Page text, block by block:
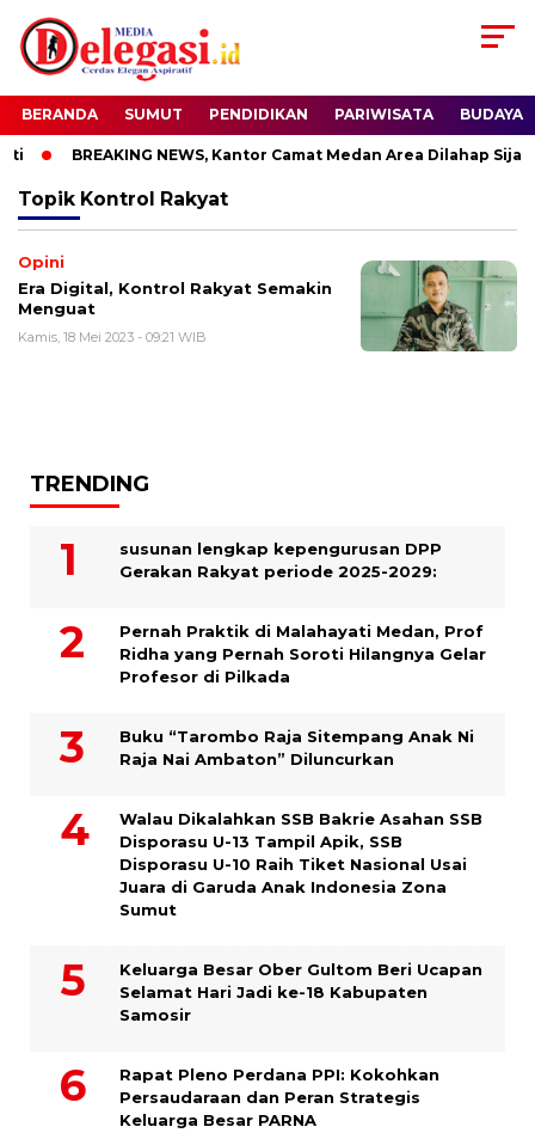
BERANDA SUMUT PENDIDIKAN PARIWISATA BUDAYA
BREAKING NEWS, Kantor Camat Medan Area Dilahap
Topik Kontrol Rakyat
Opini
Era Digital, Kontrol Rakyat Semakin
Menguat
Kamis, 18 Mei 2023 - 09:21 WIB
TRENDING
susunan lengkap kepengurusan DPP
Gerakan Rakyat periode 2025-2029:
Pernah Praktik di Malahayati Medan, Prof
Ridha yang Pernah Soroti Hilangnya Gelar
Profesor di Pilkada
Buku “Tarombo Raja Sitempang Anak Ni
Raja Nai Ambaton” Diluncurkan
Walau Dikalahkan SSB Bakrie Asahan SSB
Disporasu U-13 Tampil Apik, SSB
Disporasu U-10 Raih Tiket Nasional Usai
Juara di Garuda Anak Indonesia Zona
Sumut
Keluarga Besar Ober Gultom Beri Ucapan
Selamat Hari Jadi ke-18 Kabupaten
Samosir
Rapat Pleno Perdana PPI: Kokohkan
Persaudaraan dan Peran Strategis
Keluarga Besar PARNA